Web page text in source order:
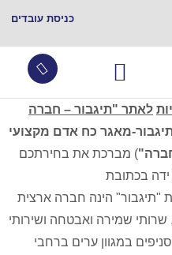
כניסת עובדים
לאתר "תיגבור – חברה
מאגר כח אדם מקצועי
) מברכת את בחירתכם
בכתובת
"תיגבור" הינה חברה ארצית
שמירה ואבטחה ושירותי
במגוון ערים ברחבי